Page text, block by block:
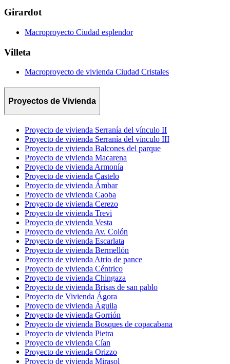
Girardot
Macroproyecto Ciudad esplendor
Villeta
Macroproyecto de vivienda Ciudad Cristales
Proyectos de Vivienda
Proyecto de vivienda Serranía del vínculo II
Proyecto de vivienda Serranía del vínculo III
Proyecto de vivienda Balcones del parque
Proyecto de vivienda Macarena
Proyecto de vivienda Armonía
Proyecto de vivienda Castelo
Proyecto de vivienda Ámbar
Proyecto de vivienda Caoba
Proyecto de vivienda Cerezo
Proyecto de vivienda Trevi
Proyecto de vivienda Vesta
Proyecto de vivienda Av. Colón
Proyecto de vivienda Escarlata
Proyecto de vivienda Bermellón
Proyecto de vivienda Atrio de pance
Proyecto de vivienda Céntrico
Proyecto de vivienda Chingaza
Proyecto de vivienda Brisas de san pablo
Proyecto de Vivienda Ágora
Proyecto de vivienda Águila
Proyecto de vivienda Gorrión
Proyecto de vivienda Bosques de copacabana
Proyecto de vivienda Pietra
Proyecto de vivienda Cían
Proyecto de vivienda Orizzo
Proyecto de vivienda Mirasol